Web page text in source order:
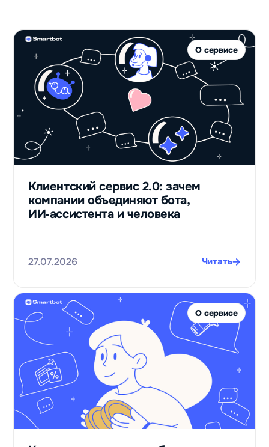
О сервисе
Клиентский сервис 2.0: зачем
компании объединяют бота,
ИИ‑ассистента и человека
27.07.2026 Читать
О сервисе